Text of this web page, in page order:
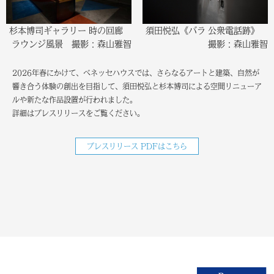
杉本博司ギャラリー 時の回廊
ラウンジ風景 撮影：森山雅智
須田悦弘《バラ 公衆電話跡》
撮影：森山雅智
2026年春にかけて、ベネッセハウスでは、さらなるアートと建築、自然が
響き合う体験の創出を目指して、須田悦弘と杉本博司による空間リニューア
ルや新たな作品設置が行われました。
詳細はプレスリリースをご覧ください。
プレスリリース PDFはこちら